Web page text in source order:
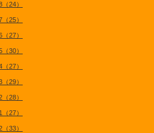
24）
25）
27）
30）
27）
29）
28）
27）
33）